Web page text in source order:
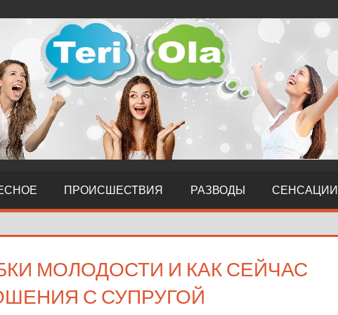
ПРОИСШЕСТВИЯ РАЗВОДЫ СЕНСАЦИИ
МОЛОДОСТИ И КАК СЕЙЧАС
С СУПРУГОЙ